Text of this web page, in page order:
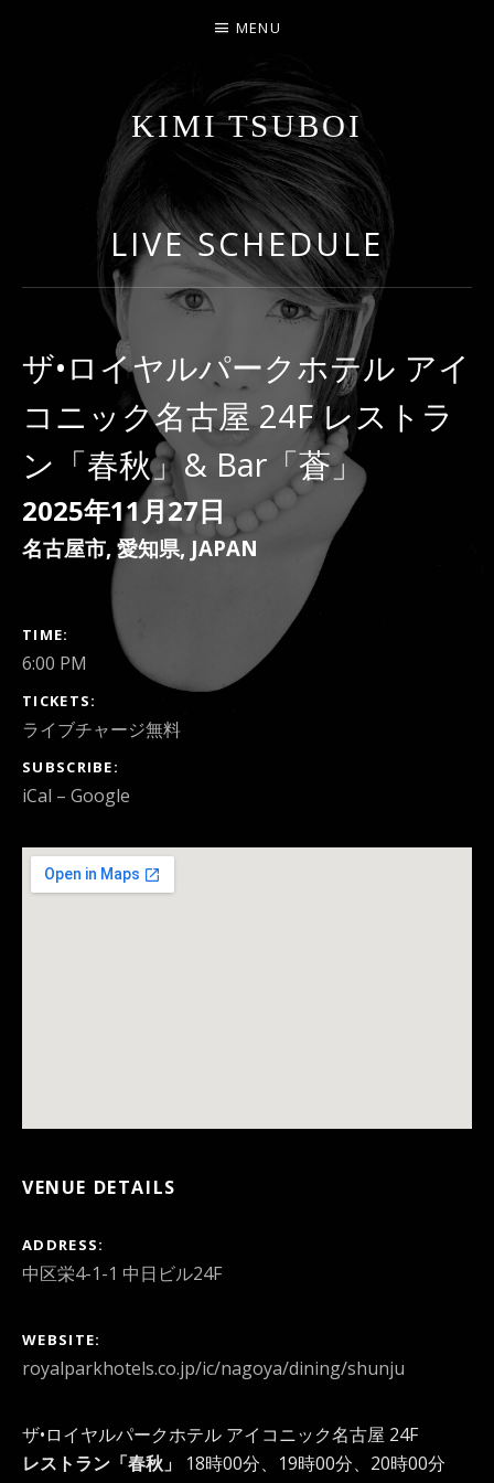
KIMI TSUBOI
名古屋のJAZZ PIANIST
MENU
LIVE SCHEDULE
ザ•ロイヤルパークホテル アイ
コニック名古屋 24F レストラ
ン「春秋」& Bar「蒼」
2025年11月27日
名古屋市, 愛知県, JAPAN
GIG DETAILS
TIME
6:00 PM
TICKETS
ライブチャージ無料
SUBSCRIBE
iCal Google
VENUE DETAILS
ADDRESS
WEBSITE
royalparkhotels.co.jp/ic/nagoya/dining/shunju
ザ•ロイヤルパークホテル アイコニック名古屋 24F
レストラン「春秋」
18時00分、19時00分、20時00分